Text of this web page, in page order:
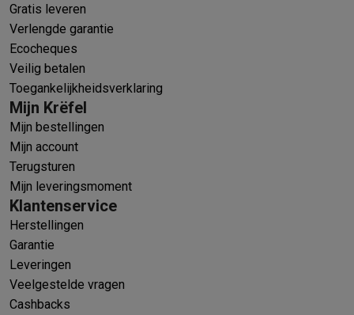
Gratis leveren
Verlengde garantie
Ecocheques
Veilig betalen
Toegankelijkheidsverklaring
Mijn Krëfel
Mijn bestellingen
Mijn account
Terugsturen
Mijn leveringsmoment
Klantenservice
Herstellingen
Garantie
Leveringen
Veelgestelde vragen
Cashbacks